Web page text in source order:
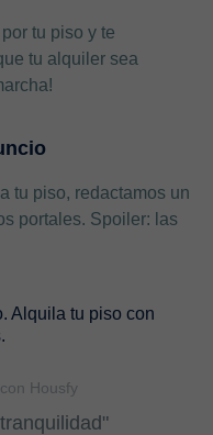
Housfy
tu piso y te
tu alquiler sea
tu piso, redactamos un
portales. Spoiler: las